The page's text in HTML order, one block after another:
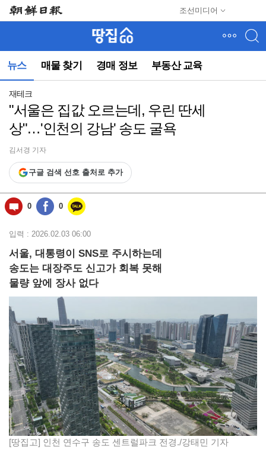
조선미디어
뉴스 매물 찾기 경매 정보 부동산 교육
뉴
(컨
동)
재테크
"서울은 집값 오르는데, 우린 딴세
상"…'인천의 강남' 송도 굴욕
김서경 기자
구글 검색 선호 출처로 추가
0 0
입력 : 2026.02.03 06:00
서울, 대통령이 SNS로 주시하는데
송도는 대장주도 신고가 회복 못해
물량 앞에 장사 없다
[땅집고] 인천 연수구 송도 센트럴파크 전경./강태민 기자